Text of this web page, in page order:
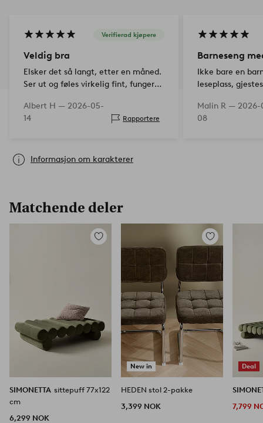
Verifierad kjøpere
Veldig bra
Elsker det så langt, etter en måned.
Ser ut og føles virkelig fint, fungerer
noensinne. Var ment å også brukes
som gjesteseng dobbelt, men litt
Albert H — 2026-05-
14
Rapportere
Barneseng
Ikke bare en
leseplass,
Malin R — 2026-
08
Informasjon om karakterer
Matchende deler
Legg
SIMONETTA sittepuff 77x122
cm
6,299 NOK
New in
Legg
til
favoritter
HEDEN stol 2-pakke
3,399 NOK
Deal
7,799